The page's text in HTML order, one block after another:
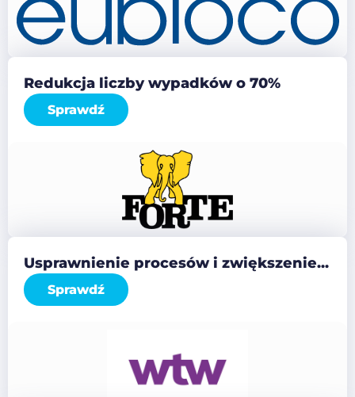
Redukcja liczby wypadków o 70%
Sprawdź
Usprawnienie procesów i zwiększenie...
Sprawdź